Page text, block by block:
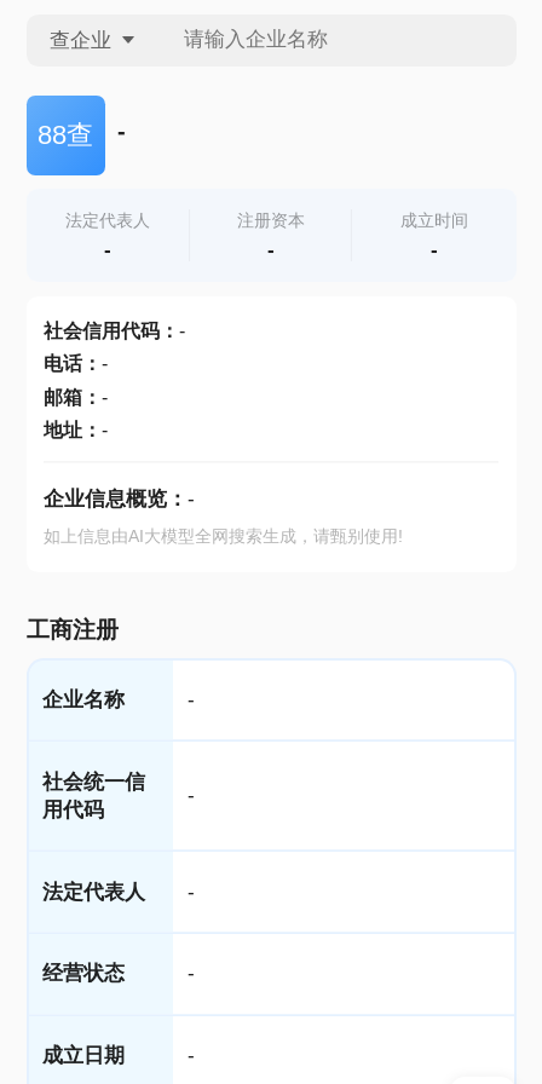
查企业
查企业
查产地
88查 -
法定代表人
-
注册资本
-
成立时间
-
社会信用代码： -
电话： -
邮箱： -
地址： -
企业信息概览： -
如上信息由AI大模型全网搜索生成，请甄别使用!
工商注册
企业名称 -
社会统一信
用代码
-
法定代表人 -
经营状态 -
成立日期 -